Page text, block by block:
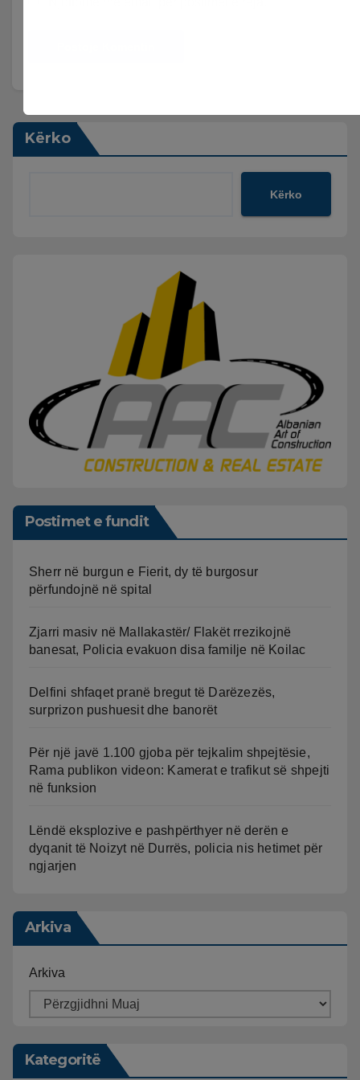
Kërko
Kërko
Postimet e fundit
Sherr në burgun e Fierit, dy të burgosur
përfundojnë në spital
Zjarri masiv në Mallakastër/ Flakët rrezikojnë
banesat, Policia evakuon disa familje në Koilac
Delfini shfaqet pranë bregut të Darëzezës,
surprizon pushuesit dhe banorët
Për një javë 1.100 gjoba për tejkalim shpejtësie,
Rama publikon videon: Kamerat e trafikut së shpejti
në funksion
Lëndë eksplozive e pashpërthyer në derën e
dyqanit të Noizyt në Durrës, policia nis hetimet për
ngjarjen
Arkiva
Arkiva
Kategoritë